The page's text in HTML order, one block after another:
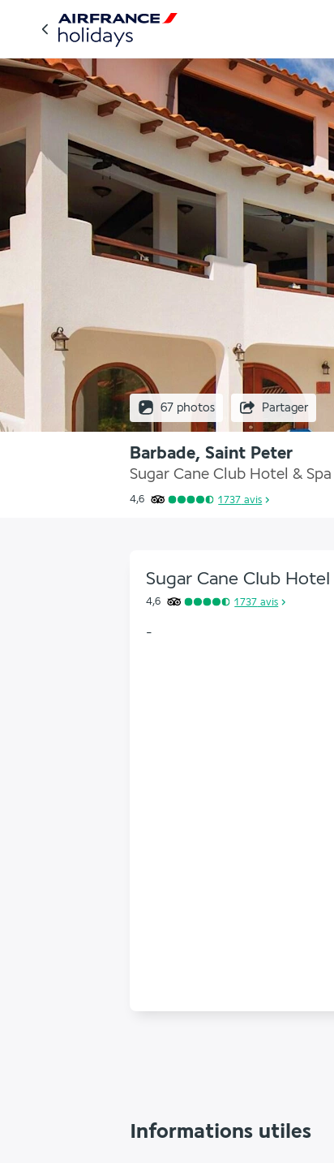
67 photos Partager
Barbade, Saint Peter
Sugar Cane Club Hotel &
4,6 1 737 avis
Sugar Cane Club
4,6 1 737 avis
-
Informations utiles